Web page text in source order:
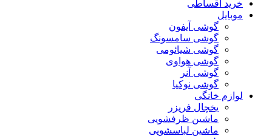
خرید اقساطی
موبایل
گوشی آیفون
گوشی سامسونگ
گوشی شیائومی
گوشی هواوی
گوشی آنر
گوشی نوکیا
لوازم خانگی
یخچال فریزر
ماشین ظرفشویی
ماشین لباسشویی